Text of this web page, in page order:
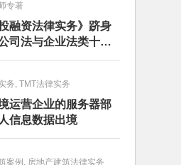
专著
融资法律实务》跻身
司法与企业法类十大
榜
务, TMT法律实务
运营企业的服务器部
信息数据出境
案例, 房地产建筑法律实务